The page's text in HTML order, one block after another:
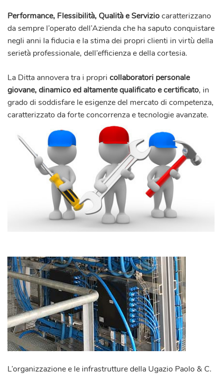
Performance, Flessibilità, Qualità e Serviziocaratterizzano
da sempre l’operato dell’Azienda che ha saputo conquistare
negli anni la fiducia e la stima dei propri clienti in virtù della
serietà professionale, dell’efficienza e della cortesia.
La Ditta annovera tra i propri collaboratori personale
giovane, dinamico ed altamente qualificato e certificato, in
grado di soddisfare le esigenze del mercato di competenza,
caratterizzato da forte concorrenza e tecnologie avanzate.
L’organizzazione e le infrastrutture della Ugazio Paolo & C.